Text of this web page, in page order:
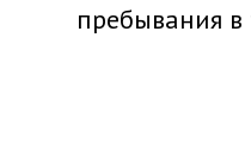
пребывания в